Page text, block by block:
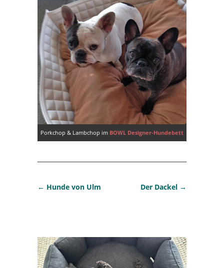
Porkchop & Lambchop im BOWL Designer-Hundebett
← Hunde von Ulm Der Dackel →